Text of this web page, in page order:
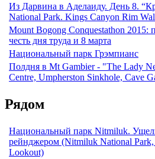
Из Дарвина в Аделаиду. День 8.
National Park. Kings Canyon Rim
Mount Bogong Conquestathon 2015:
честь дня труда и 8 марта
Национальный парк Грэмпианс
Полдня в Mt Gambier - "The Lady
Centre, Umpherston Sinkhole, Cave
Рядом
Национальный парк Nitmiluk.
рейнджером (Nitmiluk National
Lookout)